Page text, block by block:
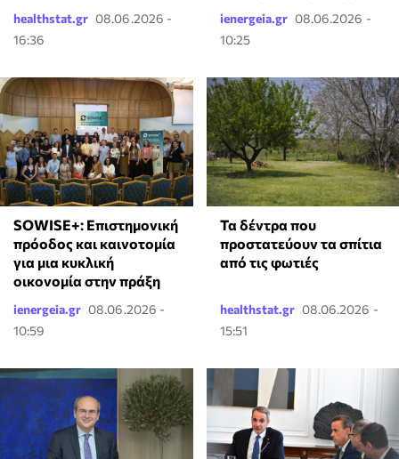
healthstat.gr 08.06.2026 -
16:36
ienergeia.gr 08.06.2026 -
10:25
SOWISE+: Επιστημονική
πρόοδος και καινοτομία
για μια κυκλική
οικονομία στην πράξη
ienergeia.gr 08.06.2026 -
10:59
Τα δέντρα που
προστατεύουν τα σπίτια
από τις φωτιές
healthstat.gr 08.06.2026 -
15:51